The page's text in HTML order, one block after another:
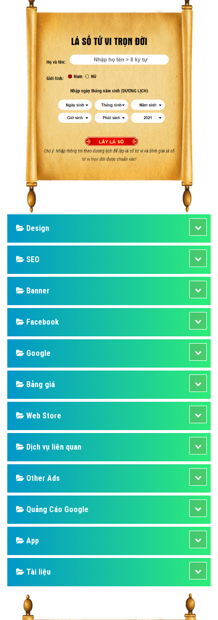
Design
SEO
Banner
Facebook
Google
Bảng giá
Web Store
Dịch vụ liên quan
Other Ads
Quảng Cáo Google
App
Tài liệu